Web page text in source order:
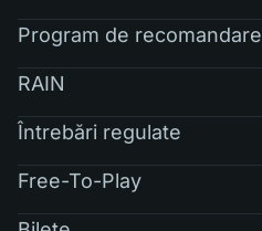
Program de recomandare
RAIN
Întrebări regulate
Free-To-Play